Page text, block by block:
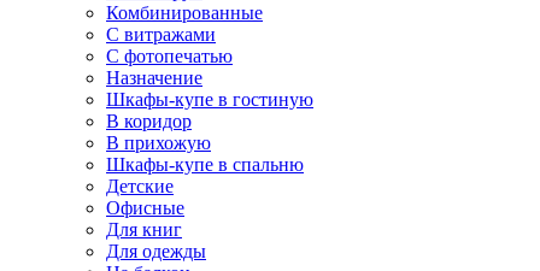
Комбинированные
С витражами
С фотопечатью
Назначение
Шкафы-купе в гостиную
В коридор
В прихожую
Шкафы-купе в спальню
Детские
Офисные
Для книг
Для одежды